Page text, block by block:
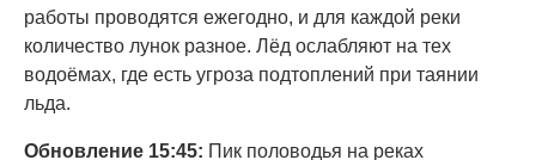
работы проводятся ежегодно, и для каждой реки
количество лунок разное. Лёд ослабляют на тех
водоёмах, где есть угроза подтоплений при таянии
льда.
Обновление 15:45: Пик половодья на реках